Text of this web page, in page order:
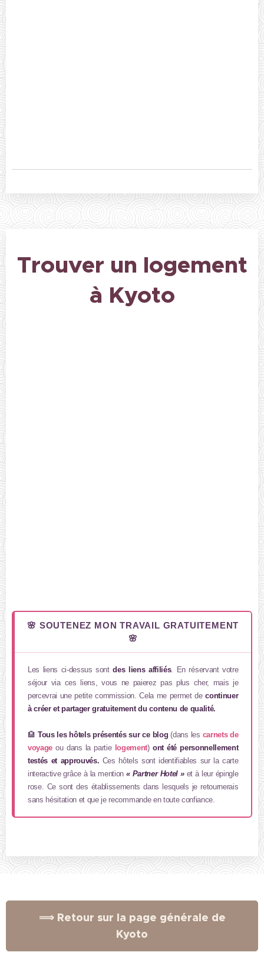
Trouver un logement
à Kyoto
🌸 SOUTENEZ MON TRAVAIL GRATUITEMENT
🌸
Les liens ci-dessus sontdes liens affiliés. En réservant votre
séjour via ces liens, vous ne paierez pas plus cher, mais je
percevrai une petite commission. Cela me permet decontinuer
à créer et partager gratuitement du contenu de qualité.
🏨 Tous les hôtels présentés sur ce blog (dans les carnets de
voyage ou dans la partie logement) ont été personnellement
testés et approuvés. Ces hôtels sont identifiables sur la carte
interactive grâce à la mention « Partner Hotel »et à leur épingle
rose. Ce sont des établissements dans lesquels je retournerais
sans hésitation et que je recommande en toute confiance.
⟹ Retour sur la page générale de
Kyoto